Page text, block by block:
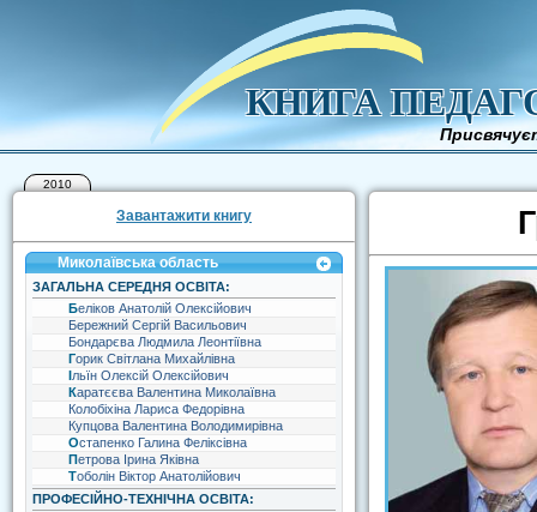
КНИГА
2010
Завантажити книгу
Миколаївська область
ЗАГАЛЬНА СЕРЕДНЯ ОСВІТА:
Беліков Анатолій Олексійович
Бережний Сергій Васильович
Бондарєва Людмила Леонтіївна
Горик Світлана Михайлівна
Ільїн Олексій Олексійович
Каратєєва Валентина Миколаївна
Колобіхіна Лариса Федорівна
Купцова Валентина Володимирівна
Остапенко Галина Феліксівна
Петрова Ірина Яківна
Тоболін Віктор Анатолійович
ПРОФЕСІЙНО-ТЕХНІЧНА ОСВІТА: